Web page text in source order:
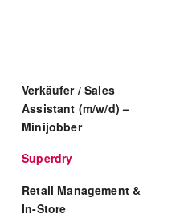
Verkäufer / Sales
Assistant (m/w/d) –
Minijobber
Superdry
Retail Management &
In-Store